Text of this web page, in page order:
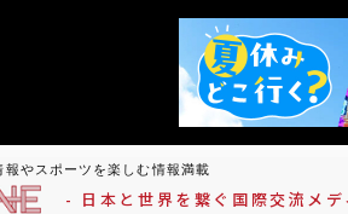
やスポーツを楽しむ情報満載
- 日本と世界を繋ぐ国際交流メ